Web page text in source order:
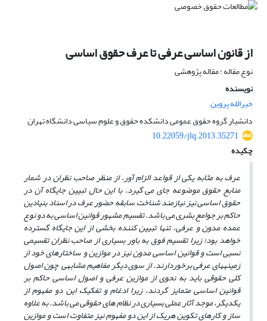
از قانون اساسی عرفی تا عرف حقوق اساسی
نوع مقاله : مقاله پژوهشی
نویسنده
خیرالله پروین
دانشیار گروه حقوق عمومی دانشکده حقوق و علوم سیاسی دانشگاه تهران
10.22059/jlq.2013.35271
چکیده
عرف به مثابه یکی از قواعد الزام آور، از منظر صاحب نظران در شمار
منابع حقوق موضوعه جای می گیرد. با این حال تبیین جایگاه آن در
حقوق اساسی نیز نیازمند شناخت سابقه حضور عرف در اسناد بنیادین
حاکم بر جوامع بشری می باشد. تقسیم مشهور قوانین اساسی به دو نوع
عمده مدون و عرفی، تنها تبیین کننده بخشی از این جایگاه گسترده
خواهد بود؛ زیرا تقسیم فوق به باور بسیاری از صاحب نظران تقسیمی
نسبی است و قوانین اساسی مدون نیز در موازین و ساختارهای خود از
زمینه­های عرفی برخوردارند. از سوی دیگر مفاهیم مشابهی چون اصول
کلی حقوقی باید به نحوی از موازین عرفی و اصول اساسی حاکم بر
قوانین اساسی متمایز گردند، زیرا ادغام و تفکیک این دو مفهوم از
یکدیگر، موجد آثار عملی بسیاری در نظام های حقوقی می باشد. به علاوه
ساز و کارهای تکوین هریک از این دو مفهوم نیز متفاوت است و موازین